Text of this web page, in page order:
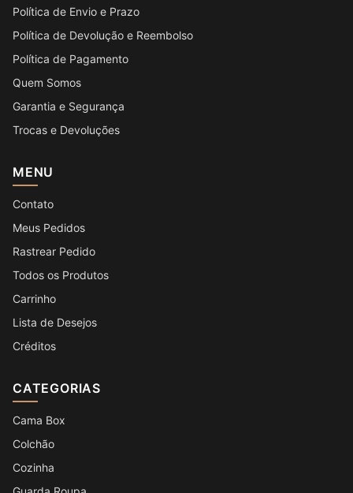
Política de Envio e Prazo
Política de Devolução e Reembolso
Política de Pagamento
Quem Somos
Garantia e Segurança
Trocas e Devoluções
MENU
Contato
Meus Pedidos
Rastrear Pedido
Todos os Produtos
Carrinho
Lista de Desejos
Créditos
CATEGORIAS
Cama Box
Colchão
Cozinha